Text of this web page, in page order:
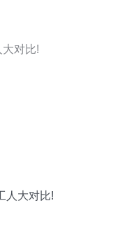
人大对比!